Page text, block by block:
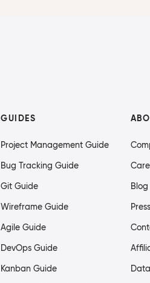
GUIDES
Project Management Guide
Bug Tracking Guide
Git Guide
Wireframe Guide
Agile Guide
DevOps Guide
Kanban Guide
Blog
Press